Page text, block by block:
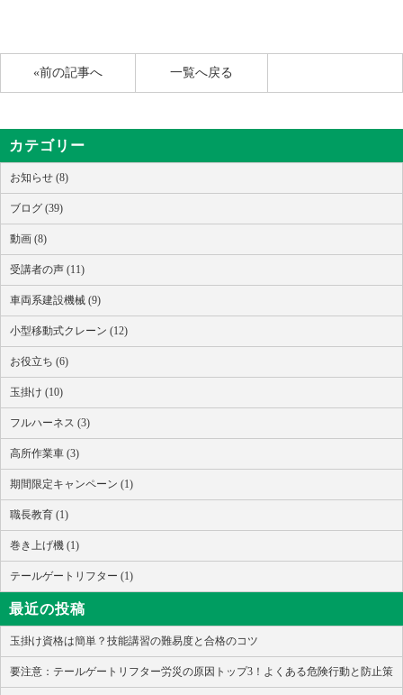
«前の記事へ 一覧へ戻る
カテゴリー
お知らせ (8)
ブログ (39)
動画 (8)
受講者の声 (11)
車両系建設機械 (9)
小型移動式クレーン (12)
お役立ち (6)
玉掛け (10)
フルハーネス (3)
高所作業車 (3)
期間限定キャンペーン (1)
職長教育 (1)
巻き上げ機 (1)
テールゲートリフター (1)
最近の投稿
玉掛け資格は簡単？技能講習の難易度と合格のコツ
要注意：テールゲートリフター労災の原因トップ3！よくある危険行動と防止策